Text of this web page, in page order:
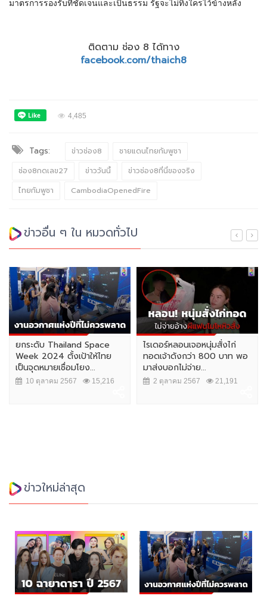
มาตรการรองรับที่ชัดเจนและเป็นธรรม รัฐจะไม่ทิ้งใครไว้ข้างหลัง
ติดตาม ช่อง 8 ได้ทาง
facebook.com/thaich8
4,485
Tags: ข่าวช่อง8
ชายแดนไทยกัมพูชา
ช่อง8กดเลข27
ข่าววันนี้
ข่าวช่อง8ที่นี่ของจริง
ไทยกัมพูชา
CambodiaOpenedFire
ข่าวอื่น ๆ ใน หมวดทั่วไป
ยกระดับ Thailand Space
Week 2024 ตั้งเป้าให้ไทย
เป็นจุดหมายเชื่อมโยง...
10 ตุลาคม 2567 15,216
ไรเดอร์หลอนเจอหนุ่มสั่งไก่
ทอดเจ้าดังกว่า 800 บาท พอ
มาส่งบอกไม่จ่าย...
2 ตุลาคม 2567 21,191
ข่าวใหม่ล่าสุด